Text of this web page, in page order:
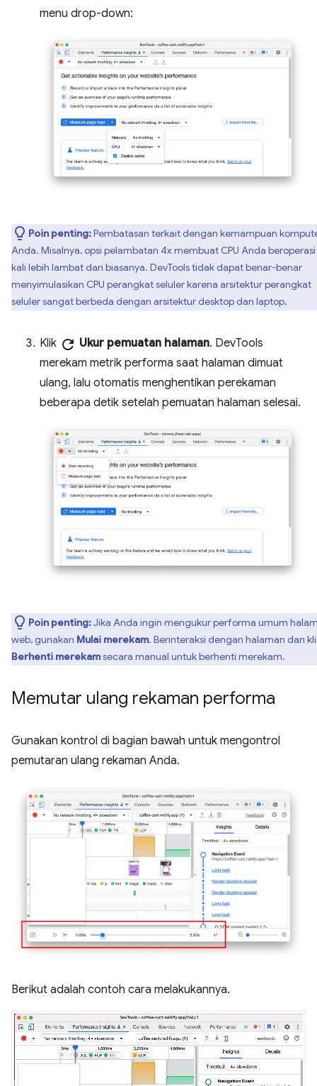
menu drop-down:
Poin penting:Pembatasan terkait dengan kemampuan
Anda. Misalnya, opsi pelambatan 4x membuat CPU Anda
kali lebih lambat dari biasanya. DevTools tidak dapat benar-benar
menyimulasikan CPU perangkat seluler karena arsitektur perangkat
seluler sangat berbeda dengan arsitektur desktop dan laptop.
Klik refresh Ukur pemuatan halaman. DevTools
merekam metrik performa saat halaman dimuat
ulang, lalu otomatis menghentikan perekaman
beberapa detik setelah pemuatan halaman selesai.
Poin penting:Jika Anda ingin mengukur performa umum
web, gunakan Mulai merekam. Berinteraksi dengan halaman dan
Berhenti merekamsecara manual untuk berhenti merekam.
Memutar ulang rekaman performa
Gunakan kontrol di bagian bawah untuk mengontrol
pemutaran ulang rekaman Anda.
Berikut adalah contoh cara melakukannya.